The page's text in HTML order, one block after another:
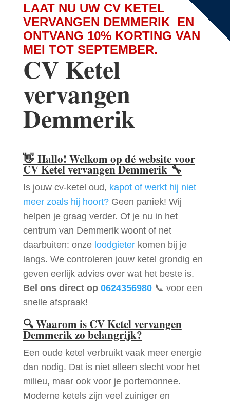
LAAT NU UW CV KETEL
VERVANGEN DEMMERIK EN
ONTVANG 10% KORTING VAN
MEI TOT SEPTEMBER.
CV Ketel
vervangen
Demmerik
👋 Hallo! Welkom op dé website voor
CV Ketel vervangen Demmerik🔧
Is jouw cv-ketel oud, kapot of werkt hij niet
meer zoals hij hoort?Geen paniek! Wij
helpen je graag verder. Of je nu in het
centrum van Demmerik woont of net
daarbuiten: onze loodgieterkomen bij je
langs. We controleren jouw ketel grondig en
geven eerlijk advies over wat het beste is.
Bel ons direct op 0624356980📞 voor een
snelle afspraak!
🔍Waarom is CV Ketel vervangen
Demmerik zo belangrijk?
Een oude ketel verbruikt vaak meer energie
dan nodig. Dat is niet alleen slecht voor het
milieu, maar ook voor je portemonnee.
Moderne ketels zijn veel zuiniger en